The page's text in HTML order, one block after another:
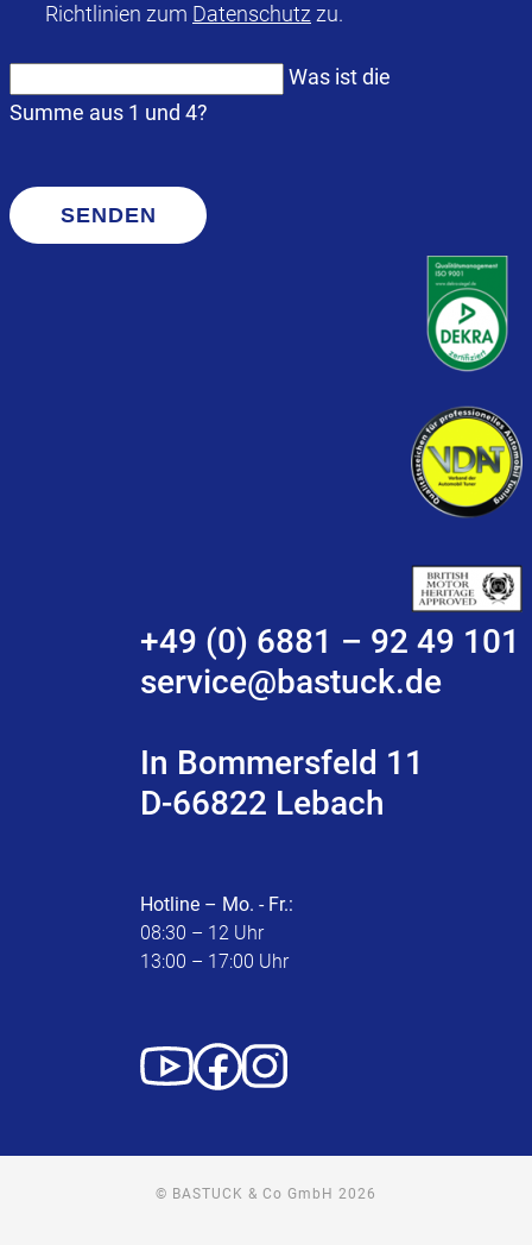
Richtlinien zum Datenschutz zu.
Was ist die
Summe aus 1 und 4?
SENDEN
+49 (0) 6881 – 92 49 101
service@bastuck.de
In Bommersfeld 11
D-66822 Lebach
Hotline – Mo. - Fr.:
08:30 – 12 Uhr
13:00 – 17:00 Uhr
© BASTUCK & Co GmbH 2026